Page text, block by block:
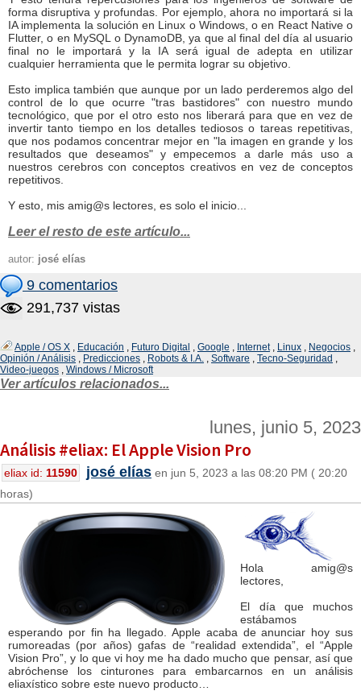
forma disruptiva y profundas. Por ejemplo, ahora no importará si la
IA implementa la solución en Linux o Windows, o en React Native o
Flutter, o en MySQL o DynamoDB, ya que al final del día al usuario
final no le importará y la IA será igual de adepta en utilizar
cualquier herramienta que le permita lograr su objetivo.
Esto implica también que aunque por un lado perderemos algo del
control de lo que ocurre "tras bastidores" con nuestro mundo
tecnológico, que por el otro esto nos liberará para que en vez de
invertir tanto tiempo en los detalles tediosos o tareas repetitivas,
que nos podamos concentrar mejor en "la imagen en grande y los
resultados que deseamos" y empecemos a darle más uso a
nuestros cerebros con conceptos creativos en vez de conceptos
repetitivos.
Y esto, mis amig@s lectores, es solo el inicio...
Leer el resto de este artículo...
autor: josé elías
9 comentarios
291,737 vistas
Apple / OS X , Educación , Futuro Digital , Google , Internet, Linux , Negocios ,
Opinión / Análisis , Predicciones , Robots & I.A. , Software , Tecno-Seguridad ,
Video-juegos , Windows / Microsoft
Ver artículos relacionados...
lunes, junio 5, 2023
Análisis #eliax: El Apple Vision Pro
eliax id: 11590 josé elías en jun 5, 2023 a las 08:20 PM ( 20:20
horas)
Hola amig@s
lectores,
El día que muchos
estábamos
esperando por fin ha llegado. Apple acaba de anunciar hoy sus
rumoreadas (por años) gafas de “realidad extendida”, el “Apple
Vision Pro”, y lo que vi hoy me ha dado mucho que pensar, así que
abróchense los cinturones para embarcarnos en un análisis
eliaxístico sobre este nuevo producto…